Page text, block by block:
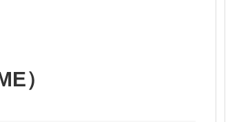
）